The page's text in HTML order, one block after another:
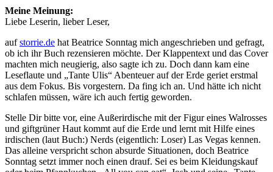
Meine Meinung:
Liebe Leserin, lieber Leser,
aufstorrie.de hat Beatrice Sonntag mich angeschrieben und gefragt,
ob ich ihr Buch rezensieren möchte. Der Klappentext und das Cover
machten mich neugierig, also sagte ich zu. Doch dann kam eine
Leseflaute und „Tante Ulis“ Abenteuer auf der Erde geriet erstmal
aus dem Fokus. Bis vorgestern. Da fing ich an. Und hätte ich nicht
schlafen müssen, wäre ich auch fertig geworden.
Stelle Dir bitte vor, eine Außerirdische mit der Figur eines Walrosses
und giftgrüner Haut kommt auf die Erde und lernt mit Hilfe eines
irdischen (laut Buch:) Nerds (eigentlich: Loser) Las Vegas kennen.
Das alleine verspricht schon absurde Situationen, doch Beatrice
Sonntag setzt immer noch einen drauf. Sei es beim Kleidungskauf